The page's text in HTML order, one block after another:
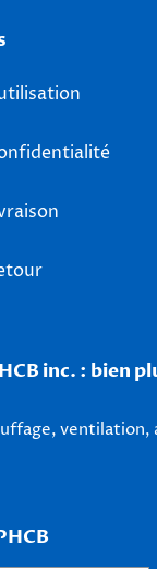
inc. : bien
ventilation,